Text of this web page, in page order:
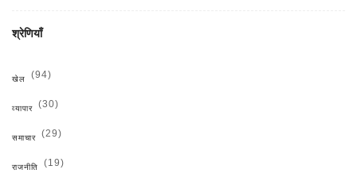
श्रेणियाँ
खेल (94)
व्यापार (30)
समाचार (29)
राजनीति (19)